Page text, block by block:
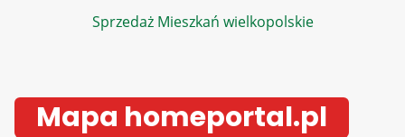
Sprzedaż Mieszkań wielkopolskie
Mapa homeportal.pl